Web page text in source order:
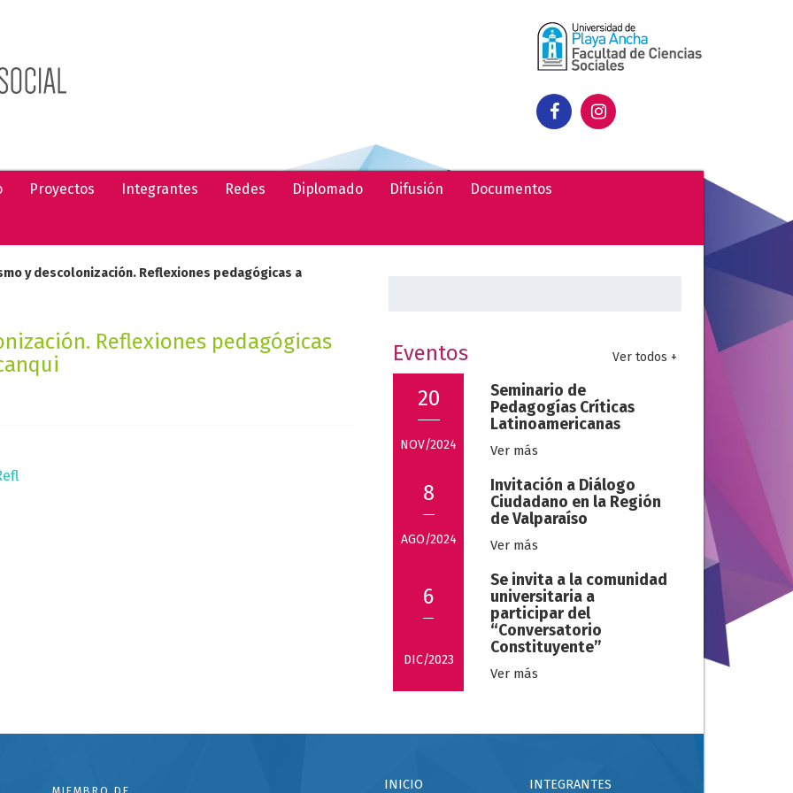
Proyectos Integrantes Redes Diplomado Difusión Documentos
y descolonización. Reflexiones pedagógicas a
Reflexiones pedagógicas
Eventos Ver todos +
20
NOV/2024
Seminario de
Pedagogías Críticas
Latinoamericanas
Ver más
8
AGO/2024
Invitación a Diálogo
Ciudadano en la Región
de Valparaíso
Ver más
6
DIC/2023
Se invita a la comunidad
universitaria a
participar del
“Conversatorio
Constituyente”
Ver más
INICIO INTEGRANTES